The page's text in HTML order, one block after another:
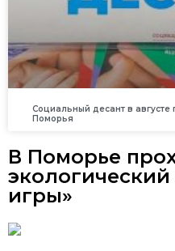
Социальный десант в августе
Поморья
В Поморье
игры»